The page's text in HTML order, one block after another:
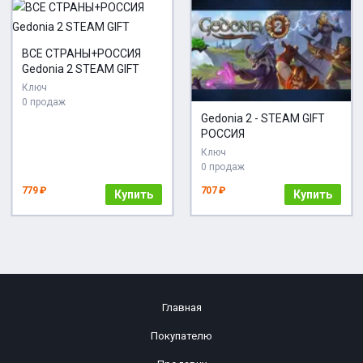
ВСЕ СТРАНЫ+РОССИЯ
Gedonia 2 STEAM GIFT
Ключ
0 продаж
779 ₽ Купить
Gedonia 2 - STEAM GIFT
РОССИЯ
Ключ
0 продаж
707 ₽ Купить
Главная
Покупателю